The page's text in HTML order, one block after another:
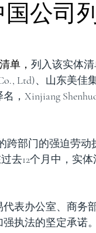
公司
单， 列入该实体
Ltd)、山东美佳
，Xinjiang
跨部门的强迫劳动
去12个月中，实体
表办公室、商务部
执法的坚定承诺。